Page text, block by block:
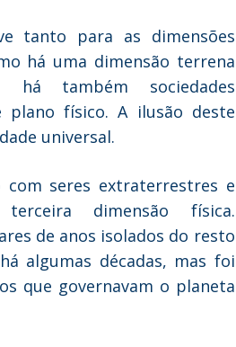
tanto para as dimensões
há uma dimensão terrena
há também sociedades
plano físico. A ilusão deste
universal.
com seres extraterrestres e
dimensão física.
de anos isolados do resto
algumas décadas, mas foi
que governavam o planeta